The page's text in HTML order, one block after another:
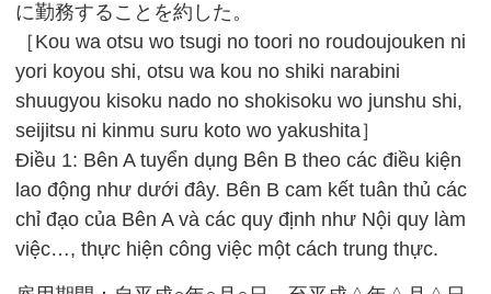
に勤務することを約した。
［Kou wa otsu wo tsugi no toori no roudoujouken ni
yori koyou shi, otsu wa kou no shiki narabini
shuugyou kisoku nado no shokisoku wo junshu shi,
seijitsu ni kinmu suru koto wo yakushita］
Điều 1: Bên A tuyển dụng Bên B theo các điều kiện
lao động như dưới đây. Bên B cam kết tuân thủ các
chỉ đạo của Bên A và các quy định như Nội quy làm
việc…, thực hiện công việc một cách trung thực.